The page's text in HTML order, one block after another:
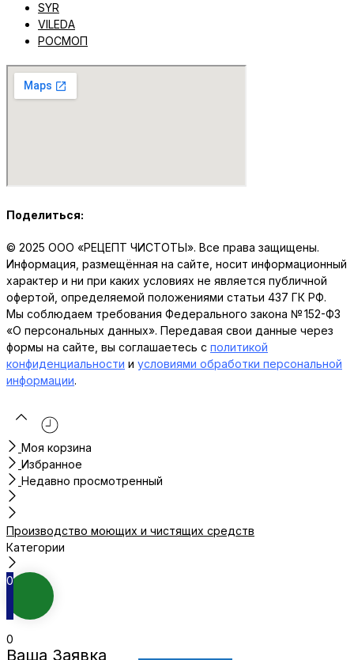
SYR
VILEDA
РОСМОП
Поделиться:
© 2025 ООО «РЕЦЕПТ ЧИСТОТЫ». Все права защищены.
Информация, размещённая на сайте, носит информационный
характер и ни при каких условиях не является публичной
офертой, определяемой положениями статьи 437 ГК РФ.
Мы соблюдаем требования Федерального закона № 152-ФЗ
«О персональных данных». Передавая свои данные через
формы на сайте, вы соглашаетесь с политикой
конфиденциальности и условиями обработки персональной
информации.
Моя корзина
Избранное
Недавно просмотренный
Производство моющих и чистящих средств
Категории
0
0
Ваша Заявка